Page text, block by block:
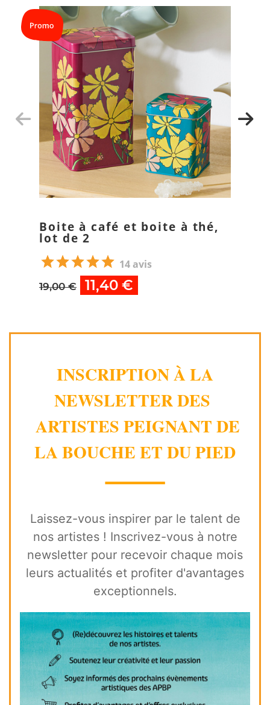
Boite à café et boite à thé,
lot de 2
14 avis
19,00 € 11,40 €
INSCRIPTION À LA
NEWSLETTER DES
ARTISTES PEIGNANT DE
LA BOUCHE ET DU PIED
⸻
Laissez-vous inspirer par le talent de
nos artistes ! Inscrivez-vous à notre
newsletter pour recevoir chaque mois
leurs actualités et profiter d'avantages
exceptionnels.